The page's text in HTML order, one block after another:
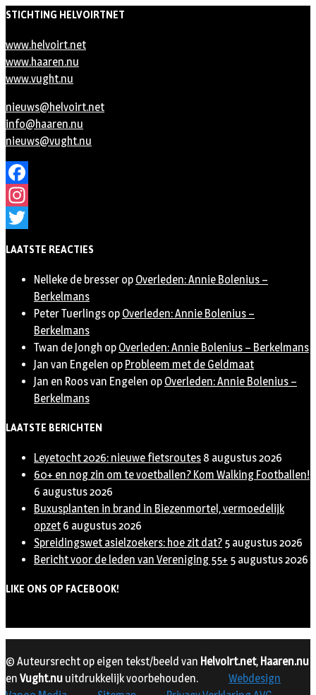
STICHTING HELVOIRTNET
www.helvoirt.net
www.haaren.nu
www.vught.nu
nieuws@helvoirt.net
info@haaren.nu
nieuws@vught.nu
Facebook
Instagram
LAATSTE REACTIES
Nelleke de bresser op Overleden: Annie Bolenius –
Berkelmans
Peter Tuerlings op Overleden: Annie Bolenius –
Berkelmans
Twan de Jongh op Overleden: Annie Bolenius – Berkelmans
Jan van Engelen op Probleem met de Geldmaat
Jan en Roos van Engelen op Overleden: Annie Bolenius –
Berkelmans
LAATSTE BERICHTEN
Leyetocht 2026: nieuwe fietsroutes 8 augustus 2026
60+ en nog zin om te voetballen? Kom Walking Footballen!
6 augustus 2026
Buxusplanten in brand in Biezenmortel, vermoedelijk
opzet 6 augustus 2026
Spreidingswet asielzoekers: hoe zit dat? 5 augustus 2026
Bericht voor de leden van Vereniging 55+ 5 augustus 2026
LIKE ONS OP FACEBOOK!
© Auteursrecht op eigen tekst/beeld van Helvoirt.net, Haaren.nu
en Vught.nu uitdrukkelijk voorbehouden.
Webdesign